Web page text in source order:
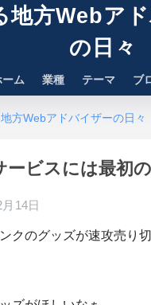
地方Webア
の日々
ーム 業種 テーマ ブ
地方Webアドバイザーの日々
ービスには最初
14日
クのグッズが速攻売り